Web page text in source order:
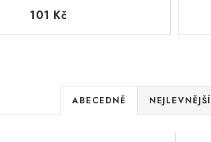
101 Kč
Ř
a
ABECEDNĚ NEJLEVNĚJŠÍ